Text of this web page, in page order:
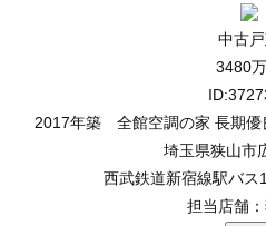
中古
3480
2017年築 全館空調の家 長期
埼玉県狭山市
西武鉄道新宿線駅バス
担当店舗